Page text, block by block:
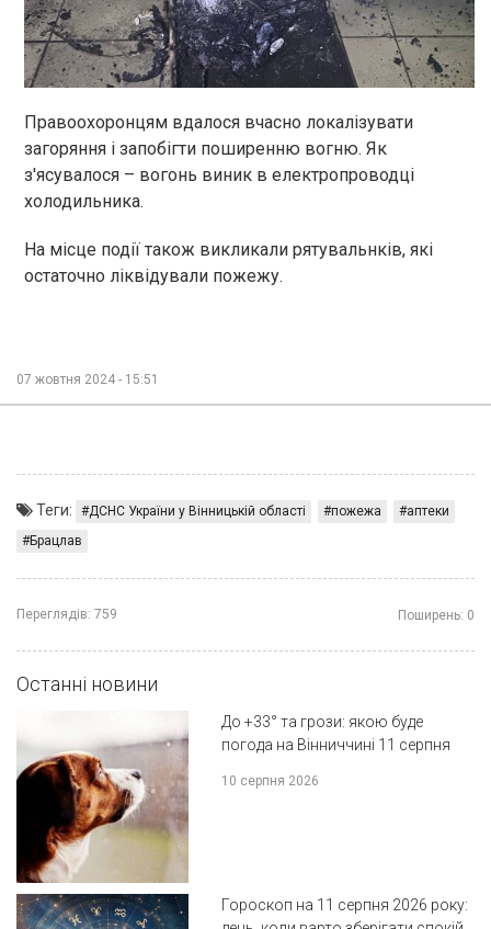
Правоохоронцям вдалося вчасно локалізувати
загоряння і запобігти поширенню вогню. Як
з'ясувалося – вогонь виник в електропроводці
холодильника.
На місце події також викликали рятувальнків, які
остаточно ліквідували пожежу.
07 жовтня 2024 - 15:51
Теги: ДСНС України у Вінницькій області пожежа
аптеки
Брацлав
Переглядів: 759 Поширень: 0
Останні новини
До +33° та грози: якою буде
погода на Вінниччині 11 серпня
10 серпня 2026
Гороскоп на 11 серпня 2026 року: